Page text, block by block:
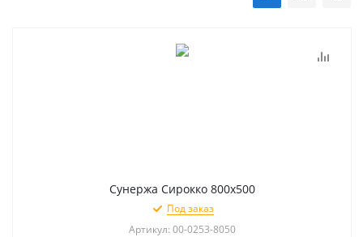
Сунержа Сирокко 800х500
Под заказ
Артикул: 00-0253-8050